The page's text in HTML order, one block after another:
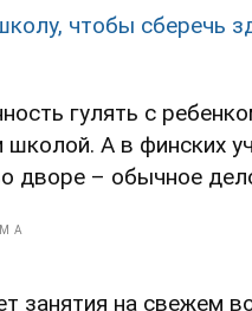
чтобы сберечь
гулять с
А в финских
дворе – обычное
занятия на свежем